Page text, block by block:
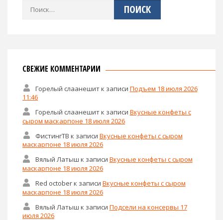
Найти:
СВЕЖИЕ КОММЕНТАРИИ
Горелый слаанешитк записи Подъем 18 июля 2026
11:46
Горелый слаанешитк записи Вкусные конфеты с
сыром маскарпоне 18 июля 2026
ФистингТВ к записи Вкусные конфеты с сыром
маскарпоне 18 июля 2026
Вялый Латыш к записи Вкусные конфеты с сыром
маскарпоне 18 июля 2026
Red octoberк записи Вкусные конфеты с сыром
маскарпоне 18 июля 2026
Вялый Латыш к записи Подсели на консервы 17
июля 2026